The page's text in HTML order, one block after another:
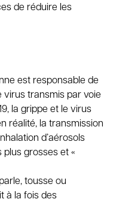
de réduire les
est responsable de
virus transmis par voie
la grippe et le virus
réalité, la transmission
d’aérosols
grosses et «
tousse ou
à la fois des